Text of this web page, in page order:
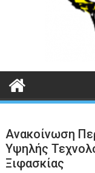
Ανακοίνωση
Υψηλής
Ξιφασκίας